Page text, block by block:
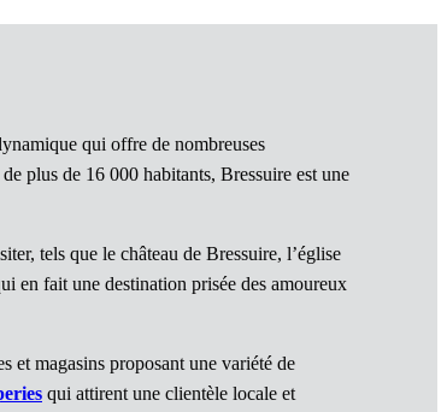
qui offre de nombreuses
plus de 16 000 habitants, Bressuire est une
tels que le château de Bressuire, l’église
en fait une destination prisée des amoureux
et magasins proposant une variété de
qui attirent une clientèle locale et